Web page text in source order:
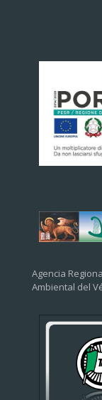
Agencia
Ambiental del